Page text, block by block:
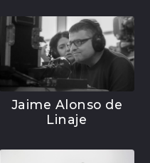
Jaime Alonso de
Linaje